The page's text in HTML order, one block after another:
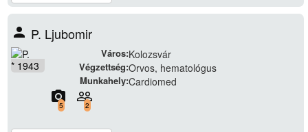
person P. Ljubomir
* 1943
Város:Kolozsvár
Végzettség:Orvos, hematológus
Munkahely:Cardiomed
camera_alt
5
people_outline
2